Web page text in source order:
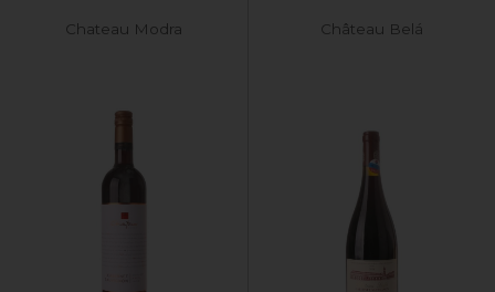
Chateau Modra Château Belá